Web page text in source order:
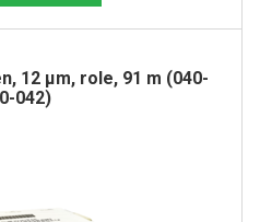
12 µm, role, 91 m (040-
042)